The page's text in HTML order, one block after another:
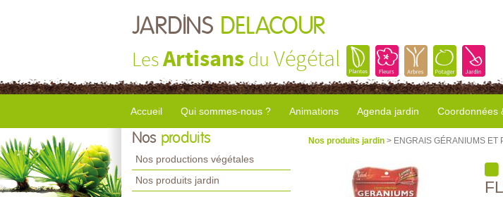
JARDINS DELACOUR
LesArtisans du Végétal
Accueil Qui sommes-nous ? Animations Agenda jardin Coordonnées
Nos produits
Nos productions végétales
Nos produits jardin
Nos produits jardin > ENGRAIS GÉRANIUMS ET